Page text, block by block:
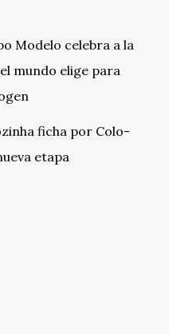
Modelo celebra a la
mundo elige para
ficha por Colo-
etapa